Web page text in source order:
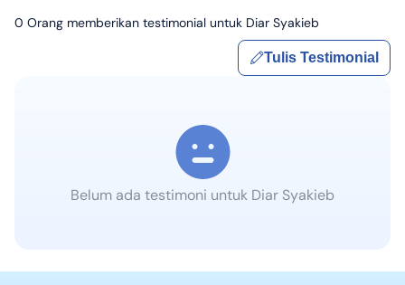
0 Orang memberikan testimonial untuk Diar Syakieb
Tulis Testimonial
Belum ada testimoni untuk Diar Syakieb